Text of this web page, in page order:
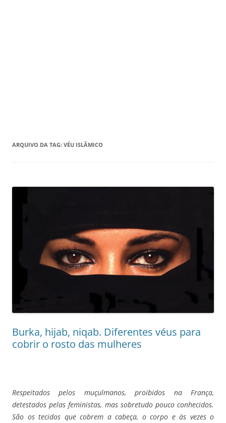
ARQUIVO DA TAG: VÉU ISLÂMICO
Burka, hijab, niqab. Diferentes véus para
cobrir o rosto das mulheres
Respeitados pelos muçulmanos, proibidos na França,
detestados pelas feministas, mas sobretudo pouco conhecidos.
São os tecidos que cobrem a cabeça, o corpo e às vezes o